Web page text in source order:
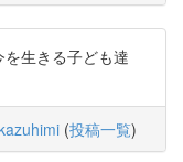
生きる子ども達
(投稿一覧)